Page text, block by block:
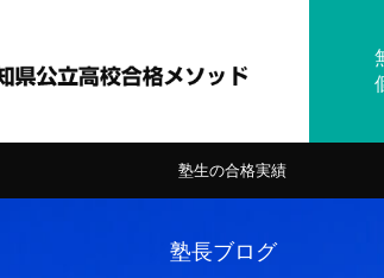
塾生の合格実績
塾長ブログ